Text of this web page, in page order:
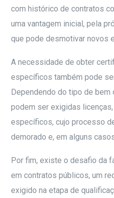
com histórico de contratos
uma vantagem inicial, pela
que pode desmotivar novos
A necessidade de obter
específicos também pode
Dependendo do tipo de
podem ser exigidas
específicos, cujo processo
demorado e, em alguns
Por fim, existe o desafio da
em contratos públicos, um
exigido na etapa de